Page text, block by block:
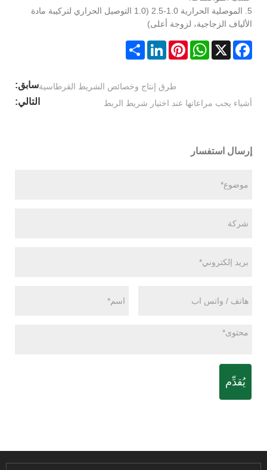
5. الموصلية الحرارية 1.0-2.5 (1.0 التوصيل الحراري لتركيبة مادة
الألياف الزجاجية، لزوجة أعلى)
Facebook
X
WhatsApp
Pinterest
LinkedIn
Share
سابق:طرق إنتاج وخصائص الشريط القرطاسية
التالي: أشياء يجب مراعاتها عند اختيار شريط الربط
إرسال استفسار
يُقدِّم